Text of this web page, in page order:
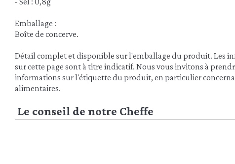
Emballage :
Boîte de concerve.
Détail complet et disponible sur l'emballage du produit. Les
sur cette page sont à titre indicatif. Nous vous invitons à
informations sur l'étiquette du produit, en particulier
alimentaires.
Le conseil de notre Cheffe